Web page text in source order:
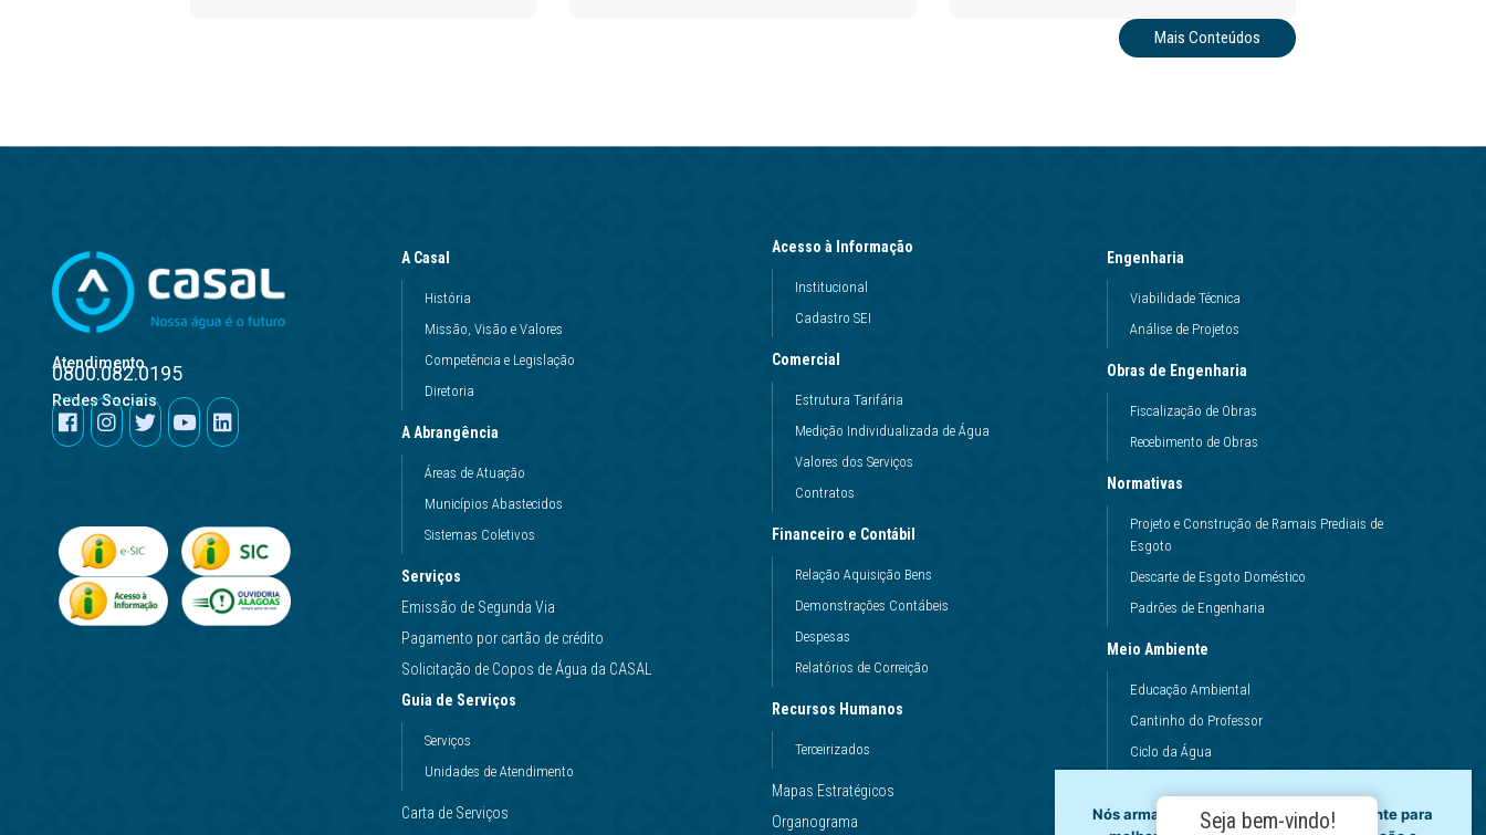
Mais Conteúdos
Atendimento
0800.082.0195
Redes Sociais
A Casal
História
Missão, Visão e Valores
Competência e Legislação
Diretoria
A Abrangência
Áreas de Atuação
Municípios Abastecidos
Sistemas Coletivos
Serviços
Emissão de Segunda Via
Pagamento por cartão de crédito
Solicitação de Copos de Água da CASAL
Guia de Serviços
Serviços
Unidades de Atendimento
Carta de Serviços
Acesso à Informação
Institucional
Cadastro SEI
Comercial
Estrutura Tarifária
Medição Individualizada de Água
Valores dos Serviços
Contratos
Financeiro e Contábil
Relação Aquisição Bens
Demonstrações Contábeis
Despesas
Relatórios de Correição
Recursos Humanos
Terceirizados
Mapas Estratégicos
Organograma
Engenharia
Viabilidade Técnica
Análise de Projetos
Obras de Engenharia
Fiscalização de Obras
Recebimento de Obras
Normativas
Projeto e Construção de Ramais Prediais de
Esgoto
Descarte de Esgoto Doméstico
Padrões de Engenharia
Meio Ambiente
Educação Ambiental
Cantinho do Professor
Ciclo da Água
Dinâmicas da Escola
Nós armazenamos dados temporariamente para
Seja bem-vindo!